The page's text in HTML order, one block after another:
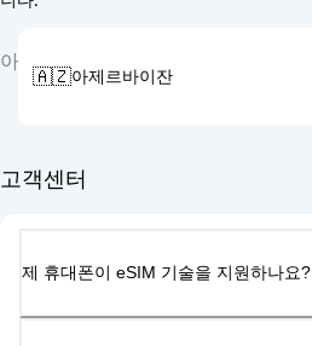
아
🇦🇿아제르바이잔
고객센터
제 휴대폰이 eSIM 기술을 지원하나요?